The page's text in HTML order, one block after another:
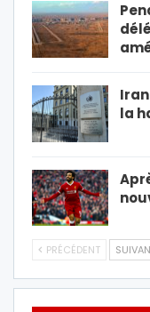
Iran
la
PRÉCÉDENT